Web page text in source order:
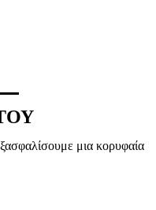
μια κορυφαία